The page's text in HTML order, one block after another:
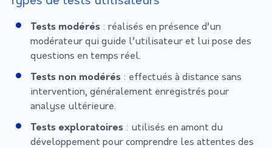
Tests modérés : réalisés en présence d’un
modérateur qui guide l’utilisateur et lui pose des
questions en temps réel.
Tests non modérés : effectués à distance sans
intervention, généralement enregistrés pour
analyse ultérieure.
Tests exploratoires : utilisés en amont du
développement pour comprendre les attentes des